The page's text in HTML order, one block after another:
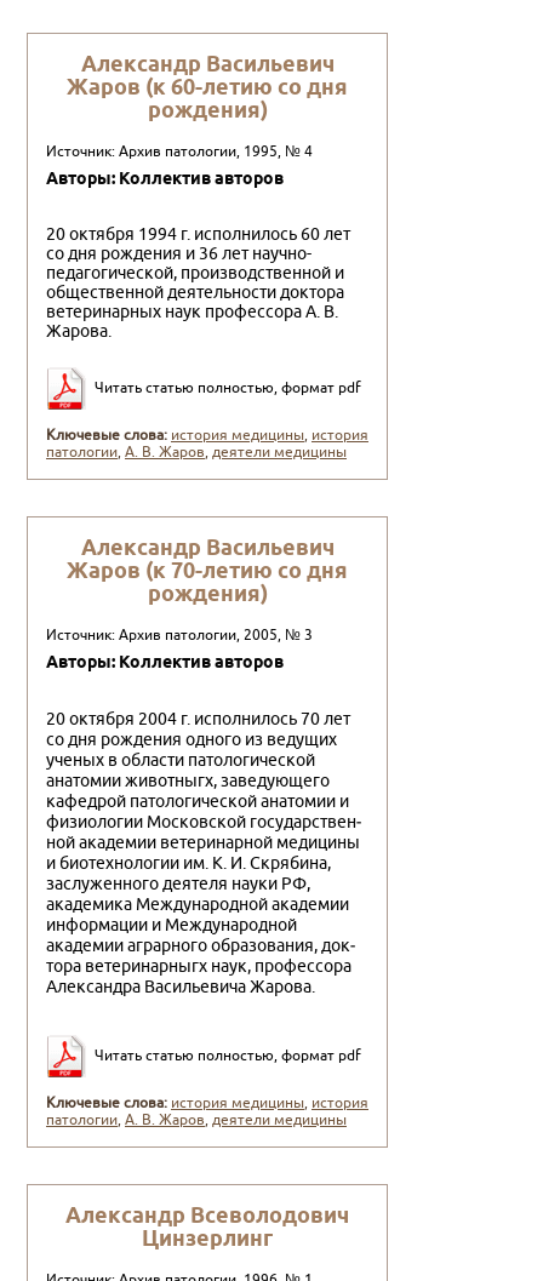
Александр Васильевич
Жаров (к 60-летию со дня
рождения)
Источник: Архив патологии, 1995, № 4
Авторы: Коллектив авторов
20 октября 1994 г. исполнилось 60 лет
со дня рождения и 36 лет научно-
педагогической, производственной и
общес­твенной деятельности доктора
ветеринарных наук профес­сора А. В.
Жарова.
Читать статью полностью, формат pdf
Ключевые слова: история медицины, история
патологии,А. В. Жаров,деятели медицины
Александр Васильевич
Жаров (к 70-летию со дня
рождения)
Источник: Архив патологии, 2005, № 3
Авторы: Коллектив авторов
20 октября 2004 г. исполнилось 70 лет
со дня рожде­ния одного из ведущих
ученых в области патологической
анатомии животныгх, заведующего
кафедрой патологиче­ской анатомии и
физиологии Московской государствен­
ной академии ветеринарной медицины
и биотехнологии им. К. И. Скрябина,
заслуженного деятеля науки РФ,
академика Международной академии
информации и Международной
академии аграрного образования, док­
тора ветеринарныгх наук, профессора
Александра Ва­сильевича Жарова.
Читать статью полностью, формат pdf
Ключевые слова: история медицины, история
патологии,А. В. Жаров,деятели медицины
Александр Всеволодович
Цинзерлинг